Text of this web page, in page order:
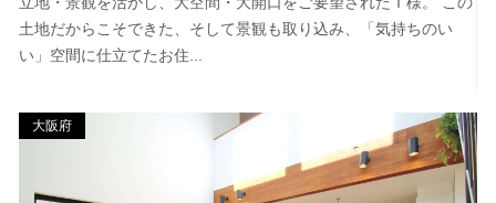
土地だからこそできた、そして景観も取り込み、「気持ちのい
い」空間に仕立てたお住...
大阪府